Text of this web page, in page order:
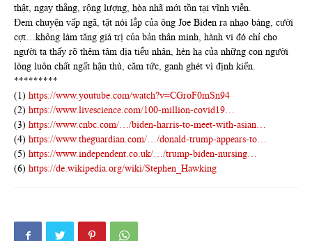
thật, ngay thẳng, rộng lượng, hòa nhã mới tồn tại vĩnh viễn.
Đem chuyện vấp ngã, tật nói lắp của ông Joe Biden ra nhạo báng, cười
cợt…không làm tăng giá trị của bản thân minh, hành vi đó chỉ cho
người ta thấy rõ thêm tâm địa tiểu nhân, hèn hạ của những con người
lòng luôn chất ngất hận thù, căm tức, ganh ghét vì định kiến.
*********
(1) https://www.youtube.com/watch?v=CGroF0mSn94
(2) https://www.livescience.com/100-million-covid19…
(3) https://www.cnbc.com/…/biden-harris-to-meet-with-asian…
(4) https://www.theguardian.com/…/donald-trump-appears-to…
(5) https://www.independent.co.uk/…/trump-biden-nursing…
(6) https://de.wikipedia.org/wiki/Stephen_Hawking